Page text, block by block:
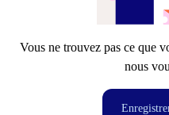
Vous ne trouvez pas ce que
nous